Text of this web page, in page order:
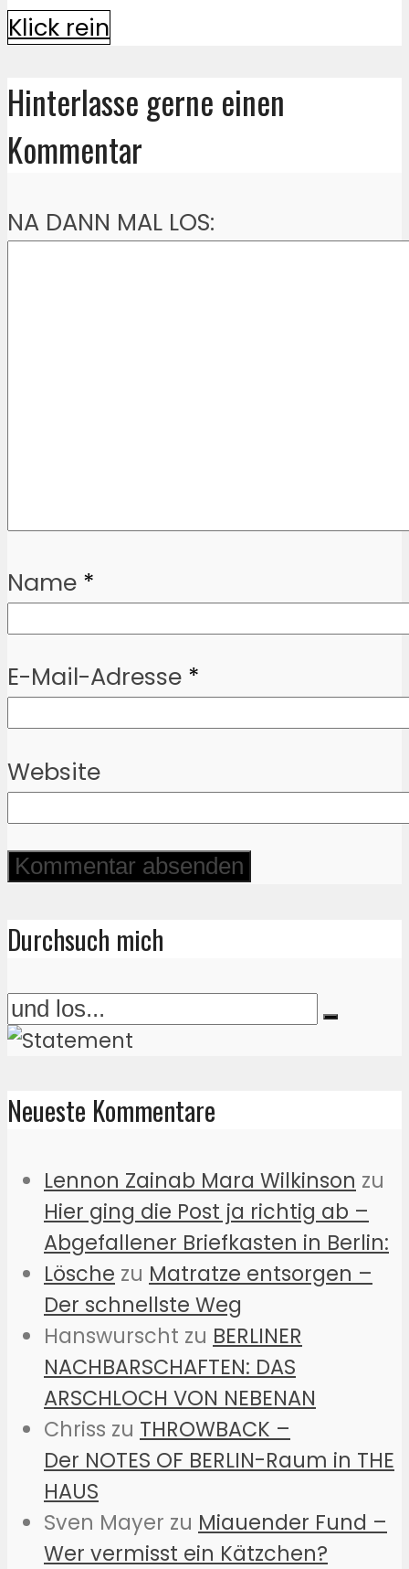
Klick rein
Hinterlasse gerne einen
Kommentar
NA DANN MAL LOS:
Name *
E-Mail-Adresse *
Website
Durchsuch mich
Neueste Kommentare
Lennon Zainab Mara Wilkinson zu
Hier ging die Post ja richtig ab –
Abgefallener Briefkasten in Berlin:
Lösche zu Matratze entsorgen –
Der schnellste Weg
Hanswurscht zu BERLINER
NACHBARSCHAFTEN: DAS
ARSCHLOCH VON NEBENAN
Chriss zu THROWBACK –
Der NOTES OF BERLIN-Raum in THE
HAUS
Sven Mayer zu Miauender Fund –
Wer vermisst ein Kätzchen?